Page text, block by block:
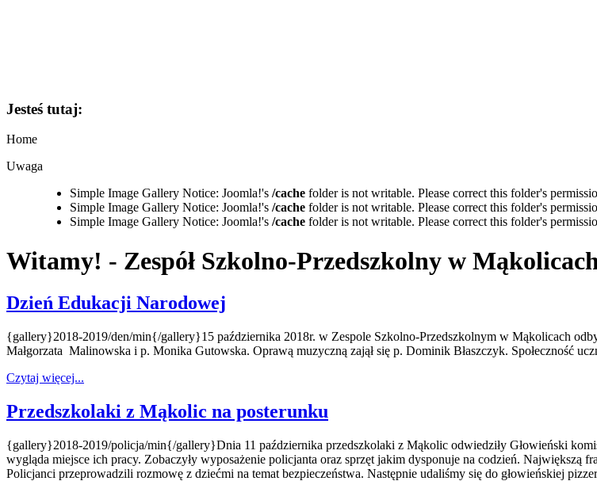
Jesteś tutaj:
Home
Uwaga
Simple Image Gallery Notice: Joomla!'s /cache folder is not writable. Please correct this folder's
Simple Image Gallery Notice: Joomla!'s /cache folder is not writable. Please correct this folder's
Simple Image Gallery Notice: Joomla!'s /cache folder is not writable. Please correct this folder's
Witamy! - Zespół Szkolno-Przedszkolny w
Dzień Edukacji Narodowej
{gallery}2018-2019/den/min{/gallery}15 października 2018r. w Zespole Szkolno-Przedszkolnym w Mąkolicach
Małgorzata Malinowska i p. Monika Gutowska. Oprawą muzyczną zajął się p. Dominik Błaszczyk. Społeczność
Czytaj więcej...
Przedszkolaki z Mąkolic na posterunku
{gallery}2018-2019/policja/min{/gallery}Dnia 11 października przedszkolaki z Mąkolic odwiedziły Głowieński
wygląda miejsce ich pracy. Zobaczyły wyposażenie policjanta oraz sprzęt jakim dysponuje na codzień.
Policjanci przeprowadzili rozmowę z dziećmi na temat bezpieczeństwa. Następnie udaliśmy się do głowieńskiej